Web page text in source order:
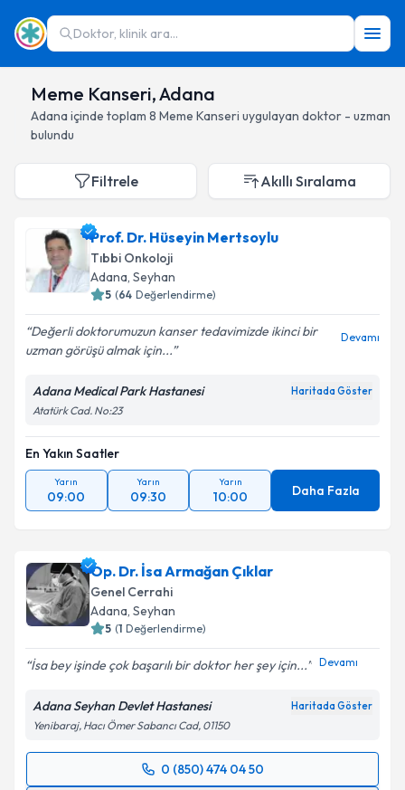
Doktor, klinik ara...
Meme Kanseri, Adana
Adana içinde toplam 8 Meme Kanseri uygulayan doktor - uzman
bulundu
Filtrele Akıllı Sıralama
Prof. Dr. Hüseyin Mertsoylu
Tıbbi Onkoloji
Adana, Seyhan
5 (64 Değerlendirme)
Değerli doktorumuzun kanser tedavimizde ikinci bir
uzman görüşü almak için...
Devamı
Adana Medical Park Hastanesi Haritada Göster
Atatürk Cad. No:23
En Yakın Saatler
Yarın
09:00
Yarın
09:30
Yarın
10:00 Daha Fazla
Op. Dr. İsa Armağan Çıklar
Genel Cerrahi
Adana, Seyhan
5 (1 Değerlendirme)
İsa bey işinde çok başarılı bir doktor her şey için... Devamı
Adana Seyhan Devlet Hastanesi Haritada Göster
Yenibaraj, Hacı Ömer Sabancı Cad, 01150
0 (850) 474 04 50
Randevu Takvimi Talebi